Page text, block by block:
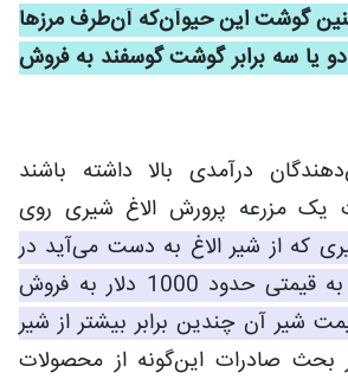
گوشت این حیوآن‌که آن‌طرف مرزها
یا سه برابر گوشت گوسفند به فروش
درآمدی بالا داشته باشند
یک مزرعه پرورش الاغ شیری روی
که از شیر الاغ به دست می‌آید در
بازارهای بین‌المللی به قیمتی حدود 1000 دلار به فروش
شیر آن چندین برابر بیشتر از شیر
بحث صادرات این‌گونه از محصولات